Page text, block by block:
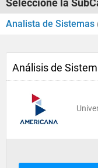
Seleccione la
Analista de Sistemas
Análisis de